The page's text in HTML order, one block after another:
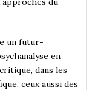
un futur-
en
dans les
ceux aussi des